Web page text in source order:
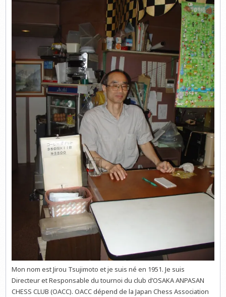
Mon nom est Jirou Tsujimoto et je suis né en 1951. Je suis
Directeur et Responsable du tournoi du club d’OSAKA ANPASAN
CHESS CLUB (OACC). OACC dépend de la Japan Chess Association